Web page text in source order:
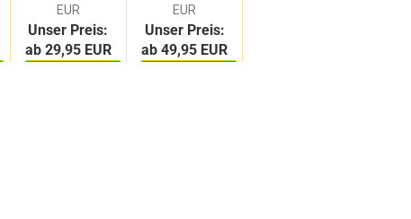
EUR
Unser Preis:
ab 29,95 EUR
EUR
Unser Preis:
ab 49,95 EUR